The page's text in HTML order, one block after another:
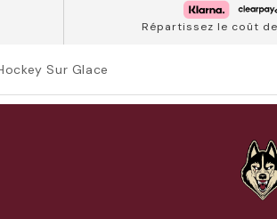
Répartissez le coût
Sur Glace